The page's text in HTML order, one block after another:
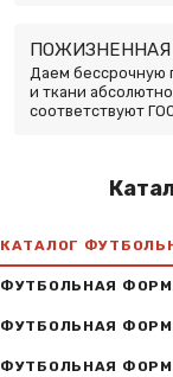
ПОЖИЗНЕННАЯ
Даем бессрочную
и ткани
соответствуют
КАТАЛОГ
ФУТБОЛЬНАЯ
ФУТБОЛЬНАЯ
ФУТБОЛЬНАЯ